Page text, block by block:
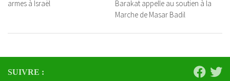
armes à Israël
Barakat appelle au soutien à la
Marche de Masar Badil
SUIVRE :